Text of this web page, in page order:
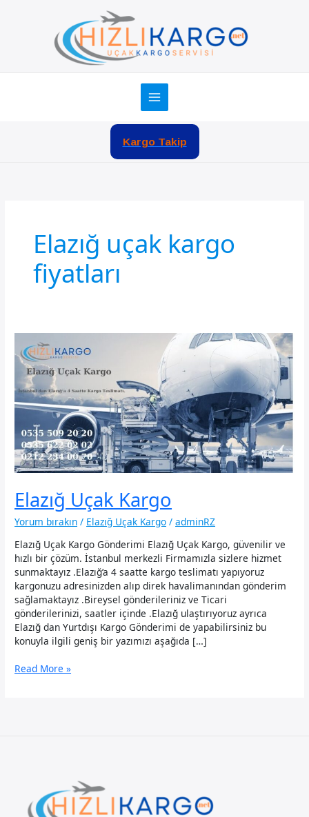
Kargo Takip
Elazığ uçak kargo
fiyatları
Elazığ Uçak Kargo
Yorum bırakın / Elazığ Uçak Kargo /adminRZ
Elazığ Uçak Kargo Gönderimi Elazığ Uçak Kargo, güvenilir ve
hızlı bir çözüm. İstanbul merkezli Firmamızla sizlere hizmet
sunmaktayız .Elazığ’a 4 saatte kargo teslimatı yapıyoruz
kargonuzu adresinizden alıp direk havalimanından gönderim
sağlamaktayız .Bireysel gönderileriniz ve Ticari
gönderilerinizi, saatler içinde .Elazığ ulaştırıyoruz ayrıca
Elazığ dan Yurtdışı Kargo Gönderimi de yapabilirsiniz bu
konuyla ilgili geniş bir yazımızı aşağıda […]
Elazığ
Read More »